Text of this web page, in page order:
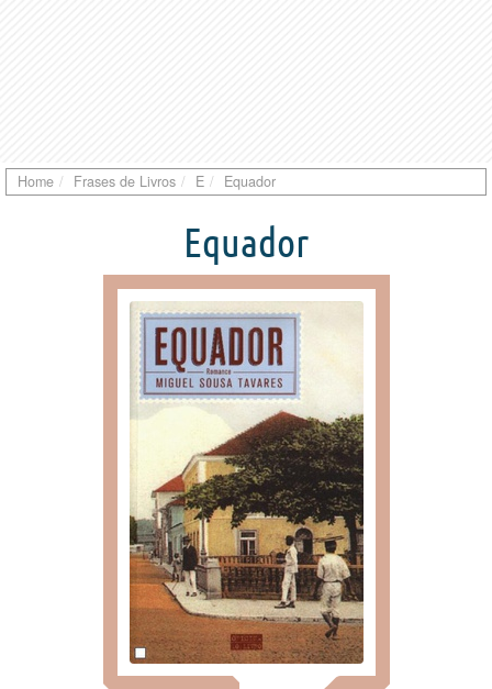
Home Frases de Livros E Equador
Equador